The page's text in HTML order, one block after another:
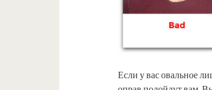
Если у вас овальное